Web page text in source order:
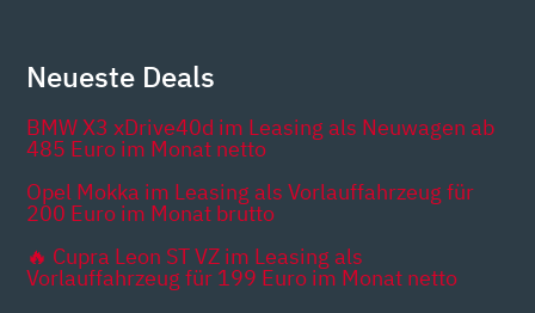
Neueste Deals
BMW X3 xDrive40d im Leasing als Neuwagen ab
485 Euro im Monat netto
Opel Mokka im Leasing als Vorlauffahrzeug für
200 Euro im Monat brutto
🔥 Cupra Leon ST VZ im Leasing als
Vorlauffahrzeug für 199 Euro im Monat netto